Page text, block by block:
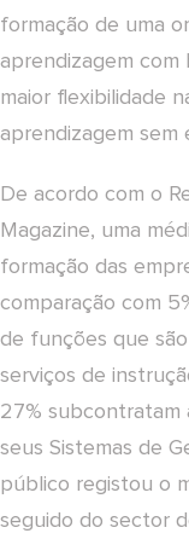
formação de uma
aprendizagem com
maior flexibilidade
aprendizagem sem
De acordo com o
Magazine, uma
formação das
comparação com
de funções que
serviços de
27% subcontratam
seus Sistemas de
público registou o
seguido do sector